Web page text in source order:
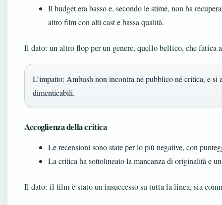
Il budget era basso e, secondo le stime, non ha
altro film con alti cast e bassa qualità.
Il dato: un altro flop per un genere, quello bellico, che fatica
L’impatto: Ambush non incontra né pubblico né critica, e
dimenticabili.
Accoglienza della critica
Le recensioni sono state per lo più negative, con
La critica ha sottolineato la mancanza di originalità e
Il dato: il film è stato un insuccesso su tutta la linea, sia